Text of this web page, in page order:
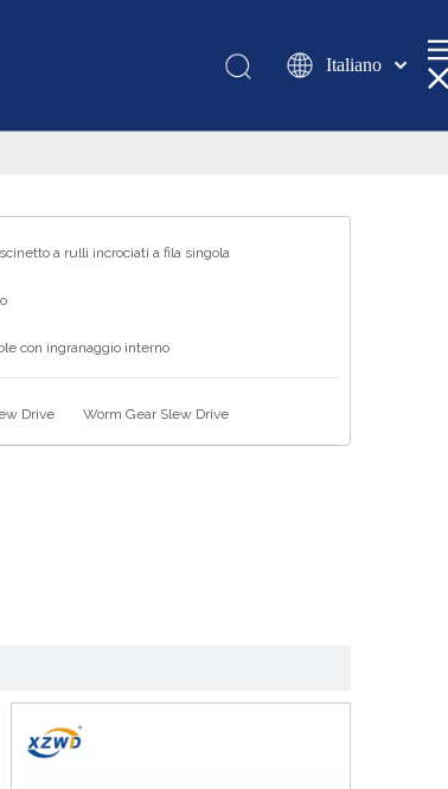
Italiano
românesc
Español
Français
a rulli incrociati a fila singola
con ingranaggio interno
Drive Worm Gear Slew Drive